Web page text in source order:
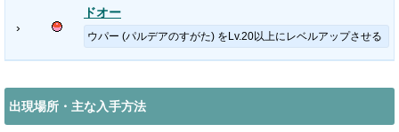
›
ドオー
ウパー (パルデアのすがた) をLv.20以上にレベルアップさせる
出現場所・主な入手方法